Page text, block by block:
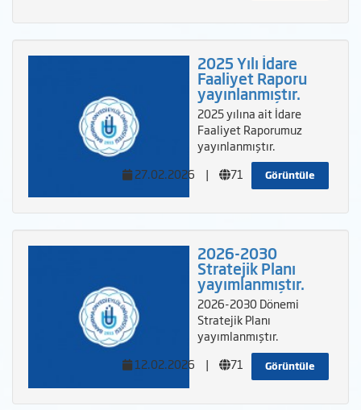
2025 Yılı İdare
Faaliyet Raporu
yayınlanmıştır.
2025 yılına ait İdare
Faaliyet Raporumuz
yayınlanmıştır.
Görüntüle
27.02.2026 | 71
2026-2030
Stratejik Planı
yayımlanmıştır.
2026-2030 Dönemi
Stratejik Planı
yayımlanmıştır.
Görüntüle
12.02.2026 | 71